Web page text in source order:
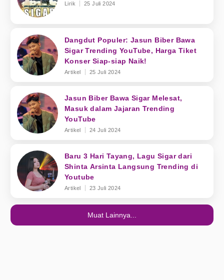
Lirik 25 Juli 2024
Dangdut Populer: Jasun Biber Bawa
Sigar Trending YouTube, Harga Tiket
Konser Siap-siap Naik!
Artikel 25 Juli 2024
Jasun Biber Bawa Sigar Melesat,
Masuk dalam Jajaran Trending
YouTube
Artikel 24 Juli 2024
Baru 3 Hari Tayang, Lagu Sigar dari
Shinta Arsinta Langsung Trending di
Youtube
Artikel 23 Juli 2024
Muat Lainnya...